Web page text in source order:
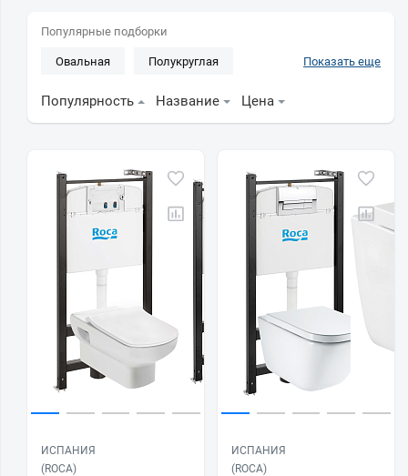
Популярные подборки
Овальная Полукруглая
Прямоугольные
Безободковые
Две кнопки слива
С микролифтом
Фарфоровые
С горизонтальным выпуском
Показать еще
Популярность Название Цена
ИСПАНИЯ
(ROCA)
ИСПАНИЯ
(ROCA)